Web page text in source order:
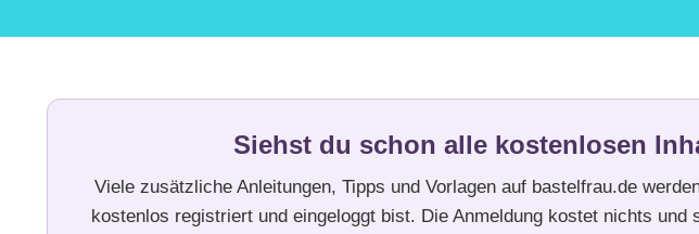
Siehst du schon alle kostenlosen
Viele zusätzliche Anleitungen, Tipps und Vorlagen auf bastelfrau.de
kostenlos registriert und eingeloggt bist. Die Anmeldung kostet nichts und